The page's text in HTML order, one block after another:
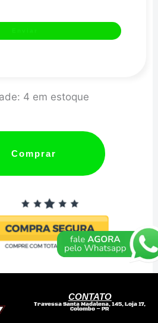
4 em estoque
Comprar
CONTATO
Travessa Santa Madalena, 145, Loja 17,
Colombo – PR